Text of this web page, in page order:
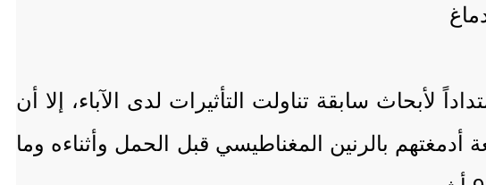
لأبحاث سابقة تناولت التأثيرات لدى الآباء، إلا أن
مضيفًا أن الدراسة شملت 40 رجلاً تمت متابعة أدمغتهم بالرنين المغناطيسي قبل الحمل وأثناءه وما